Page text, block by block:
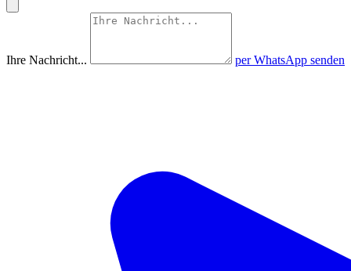
Ihre Nachricht... per WhatsApp senden